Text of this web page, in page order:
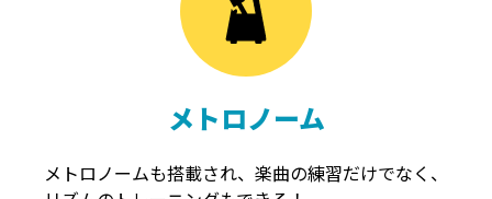
メトロノーム
メトロノームも搭載され、楽曲の練習だけでなく、